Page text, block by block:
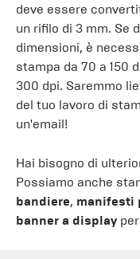
deve essere
un rifilo di 3 mm. Se
dimensioni, è
stampa da 70 a 150
300 dpi. Saremmo
del tuo lavoro di
un'email!
Hai bisogno di
Possiamo anche
bandiere, manifesti
banner a display